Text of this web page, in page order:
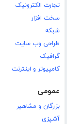
تجارت الکترونیک
سخت افزار
شبکه
طراحی وب سایت
گرافیک
کامپیوتر و اینترنت
عمومی
بزرگان و مشاهیر
آشپزی